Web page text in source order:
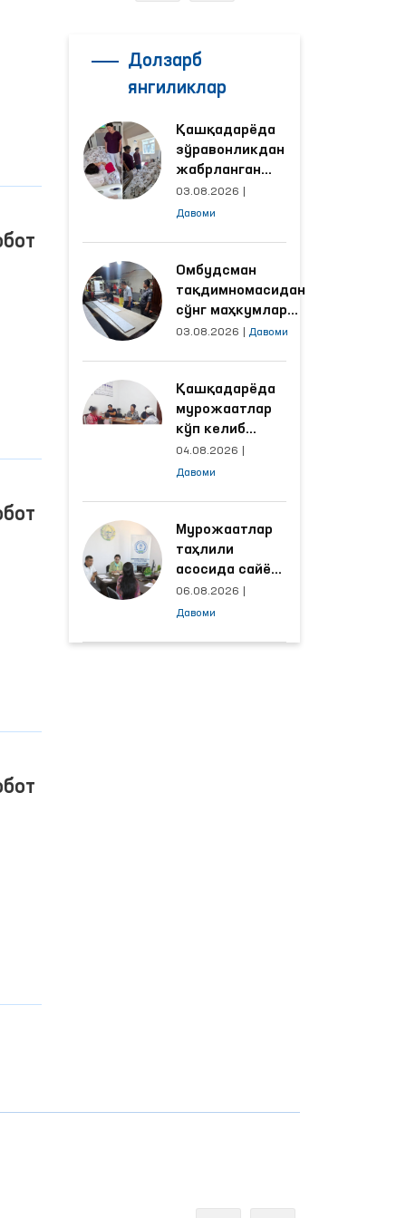
Долзарб
янгиликлар
Қашқадарёда
зўравонликдан
жабрланган
аёлнинг ҳолати
Омбудсман
03.08.2026
Давоми
Омбудсман
тақдимномасидан
сўнг маҳкумлар
меҳнат қилаётган
яхшиланди
03.08.2026 Давоми
Қашқадарёда
мурожаатлар
кўп келиб
тушаётган
ҳудудлар
ишлаш йўлга
қўйилди
04.08.2026
Давоми
Мурожаатлар
таҳлили
асосида сайёр
қабул
ўтказиладиган
06.08.2026
Давоми